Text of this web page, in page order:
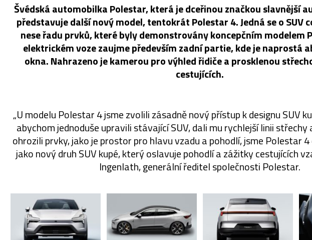
Švédská automobilka Polestar, která je dceřinou značkou slavnější
představuje další nový model, tentokrát Polestar 4. Jedná se o SUV
nese řadu prvků, které byly demonstrovány koncepčním modelem
elektrickém voze zaujme především zadní partie, kde je naprostá
okna. Nahrazeno je kamerou pro výhled řidiče a prosklenou
cestujících.
„U modelu Polestar 4 jsme zvolili zásadně nový přístup k designu SUV
abychom jednoduše upravili stávající SUV, dali mu rychlejší linii
ohrozili prvky, jako je prostor pro hlavu vzadu a pohodlí, jsme Polestar
jako nový druh SUV kupé, který oslavuje pohodlí a zážitky cestujících
Ingenlath, generální ředitel společnosti Polestar.